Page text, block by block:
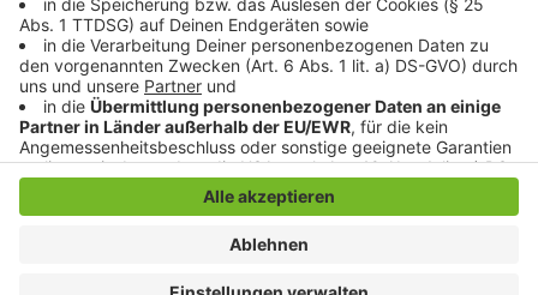
Anzeige